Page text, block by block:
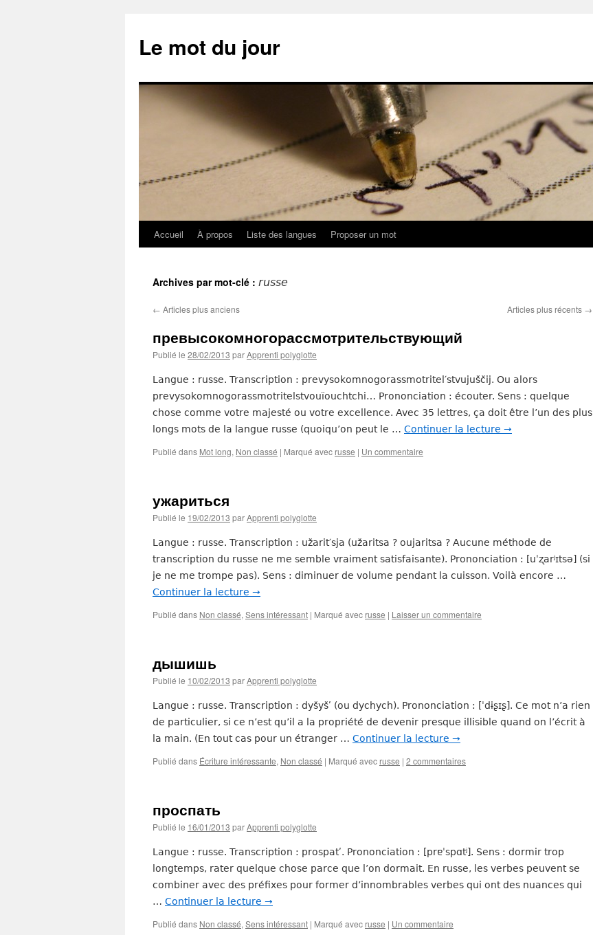
contenu
Le mot du jour
Accueil À propos Liste des langues Proposer un mot
Archives par mot-clé : russe
← Articles plus anciens Articles plus récents →
превысокомногорассмотрительствующий
Publié le 28/02/2013 parApprenti polyglotte
Langue : russe. Transcription : prevysokomnogorassmotritel′stvujuščij. Ou alors
prevysokomnogorassmotritelstvouïouchtchi… Prononciation : écouter. Sens : quelque
chose comme votre majesté ou votre excellence. Avec 35 lettres, ça doit être l’un des plus
longs mots de la langue russe (quoiqu’on peut le … Continuer la lecture →
Publié dans Mot long, Non classé | Marqué avec russe | Un commentaire
ужариться
Publié le 19/02/2013 parApprenti polyglotte
Langue : russe. Transcription : užarit′sja (užaritsa ? oujaritsa ? Aucune méthode de
transcription du russe ne me semble vraiment satisfaisante). Prononciation : [uˈʐarʲɪtsə] (si
je ne me trompe pas). Sens : diminuer de volume pendant la cuisson. Voilà encore …
Continuer la lecture →
Publié dans Non classé, Sens intéressant | Marqué avec russe | Laisser un commentaire
дышишь
Publié le 10/02/2013 parApprenti polyglotte
Langue : russe. Transcription : dyšyšʹ (ou dychych). Prononciation : [ˈdɨʂɪʂ]. Ce mot n’a rien
de particulier, si ce n’est qu’il a la propriété de devenir presque illisible quand on l’écrit à
la main. (En tout cas pour un étranger … Continuer la lecture →
Publié dans Écriture intéressante, Non classé | Marqué avec russe | 2 commentaires
проспать
Publié le 16/01/2013 parApprenti polyglotte
Langue : russe. Transcription : prospatʹ. Prononciation : [prɐˈspɑtʲ]. Sens : dormir trop
longtemps, rater quelque chose parce que l’on dormait. En russe, les verbes peuvent se
combiner avec des préfixes pour former d’innombrables verbes qui ont des nuances qui
… Continuer la lecture →
Publié dans Non classé, Sens intéressant | Marqué avec russe | Un commentaire